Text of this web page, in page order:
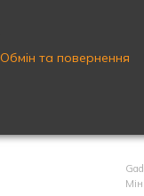
Обмін та повернення